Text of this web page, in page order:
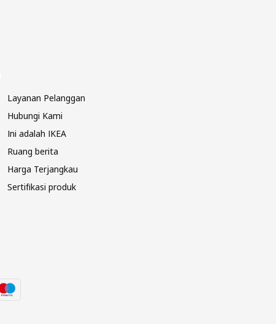
Layanan Pelanggan
Hubungi Kami
Ini adalah IKEA
Ruang berita
Harga Terjangkau
Sertifikasi produk